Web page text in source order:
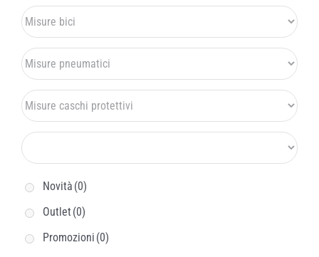
Novità (0)
Outlet (0)
Promozioni (0)